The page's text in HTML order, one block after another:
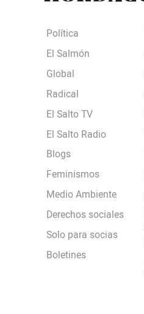
Política
El Salmón
Global
Radical
El Salto TV
El Salto Radio
Blogs
Feminismos
Medio Ambiente
Derechos sociales
Solo para socias
Boletines